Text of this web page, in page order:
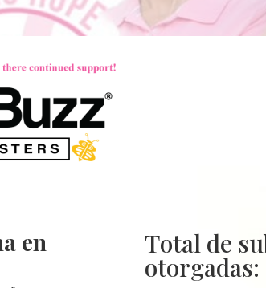
en Total de
otorgadas: